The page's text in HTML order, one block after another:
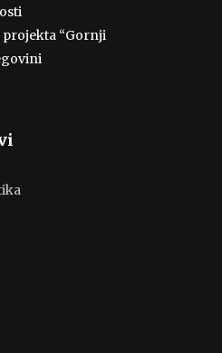
“Gornji